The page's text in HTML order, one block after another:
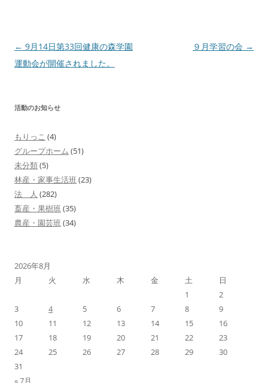
投
稿
ゲ
シ
ョ
ン
← 9月14日第33回健康の森学園
運動会が開催されました。
９月学習の会 →
活動のお知らせ
もりっこ (4)
グループホーム (51)
未分類(5)
林産・家事生活班(23)
法 人 (282)
畜産・果樹班(35)
農産・園芸班(34)
2026年8月
月
火 水 木 金 土
日
1
2
3
4 5 6 7 8
9
10
11 12 13 14 15
16
17
18 19 20 21 22
23
24
25 26 27 28 29
30
31
« 7月